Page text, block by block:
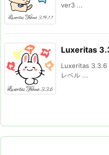
ver3 ...
Luxeritas
Luxeritas 3.3.6
レベル ...